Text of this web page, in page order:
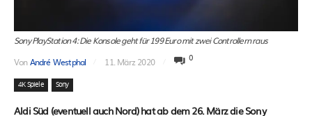
Sony PlayStation 4: Die Konsole geht für 199 Euro mit zwei Controllern raus
VonAndré Westphal 11. März 2020 0
4K Spiele Sony
Aldi Süd (eventuell auch Nord) hat ab dem 26. März die Sony